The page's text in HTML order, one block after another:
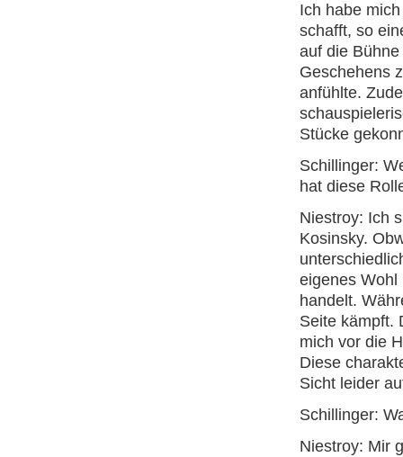
Ich habe
schafft, so
auf die
Geschehens
anfühlte.
Stücke
Schillinger:
hat diese
Niestroy: Ich
Kosinsky.
eigenes Wohl
handelt.
Seite kämpft.
mich vor die
Diese
Sicht leider
Schillinger:
Niestroy: Mir